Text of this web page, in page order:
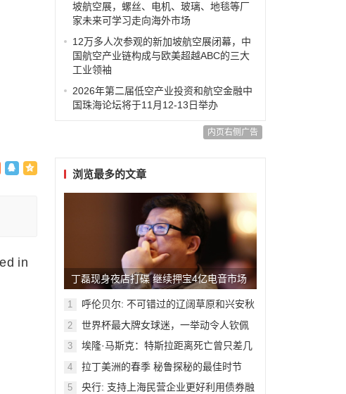
in
坡航空展，螺丝、电机、玻璃、地毯等厂
家未来可学习走向海外市场
12万多人次参观的新加坡航空展闭幕，中
国航空产业链构成与欧美超越ABC的三大
工业领袖
2026年第二届低空产业投资和航空金融中
国珠海论坛将于11月12-13日举办
内页右侧广告
浏览最多的文章
丁磊现身夜店打碟 继续押宝4亿电音市场
1
呼伦贝尔: 不可错过的辽阔草原和兴安秋
2 世界杯最大牌女球迷，一举动令人钦佩
3
埃隆·马斯克：特斯拉距离死亡曾只差几
4 拉丁美洲的春季 秘鲁探秘的最佳时节
5
央行: 支持上海民营企业更好利用债券融